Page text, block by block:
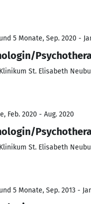
5 Monate, Sep. 2020 -
St. Elisabeth
Feb. 2020 - Aug. 2020
Klinikum St. Elisabeth
5 Monate, Sep. 2013 -